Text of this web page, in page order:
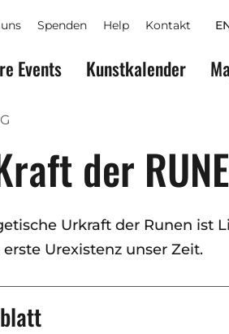
Spenden Help Kontakt
Events Kunstkalender
der
Urkraft der Runen ist
Urexistenz unser Zeit.